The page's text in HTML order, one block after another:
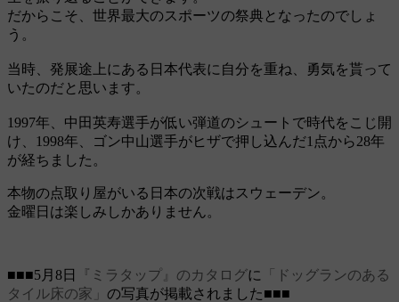
だからこそ、世界最大のスポーツの祭典となったのでしょ
う。
当時、発展途上にある日本代表に自分を重ね、勇気を貰って
いたのだと思います。
1997年、中田英寿選手が低い弾道のシュートで時代をこじ開
け、1998年、ゴン中山選手がヒザで押し込んだ1点から28年
が経ちました。
本物の点取り屋がいる日本の次戦はスウェーデン。
金曜日は楽しみしかありません。
■■■5月8日 『ミラタップ』のカタログに
「ドッグランのある
タイル床の家」 の写真が掲載されました■■■